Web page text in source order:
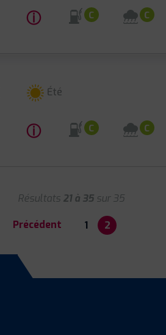
ⓘ C C
Été
ⓘ C C
Résultats 21 à 35sur 35
Précédent 1 2